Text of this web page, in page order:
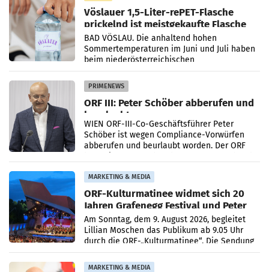
Vöslauer 1,5-Liter-rePET-Flasche
prickelnd ist meistgekaufte Flasche
Österreichs
BAD VÖSLAU. Die anhaltend hohen
Sommertemperaturen im Juni und Juli haben
beim niederösterreichischen
Getränkehersteller Vöslauer zu deutlichen
Absatzzuwächsen geführt. Während
PRIMENEWS
ORF III: Peter Schöber abberufen und
beurlaubt
WIEN ORF-III-Co-Geschäftsführer Peter
Schöber ist wegen Compliance-Vorwürfen
abberufen und beurlaubt worden. Der ORF
MARKETING & MEDIA
ORF-Kulturmatinee widmet sich 20
Jahren Grafenegg Festival und Peter
Simonischek
Am Sonntag, dem 9. August 2026, begleitet
Lillian Moschen das Publikum ab 9.05 Uhr
durch die ORF-„Kulturmatinee“. Die Sendung
startet mit der Dokumentation „20 Jahre
Grafenegg
MARKETING & MEDIA